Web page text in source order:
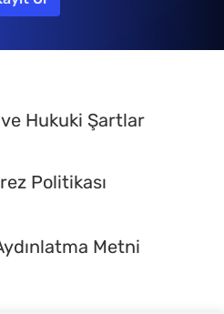
Hukuki Şartlar
Politikası
Metni